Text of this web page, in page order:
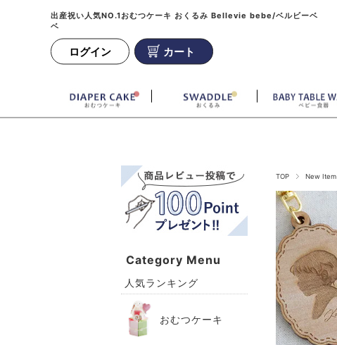
出産祝い人気NO.1おむつケーキ おくるみ Bellevie bebe/ベルビーベ
ベ
ログイン カート
TOP New Item
Category Menu
人気ランキング
おむつケーキ